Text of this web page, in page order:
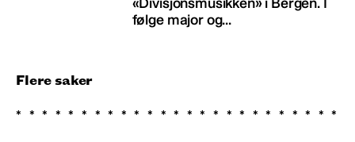
følge major og...
Flere saker